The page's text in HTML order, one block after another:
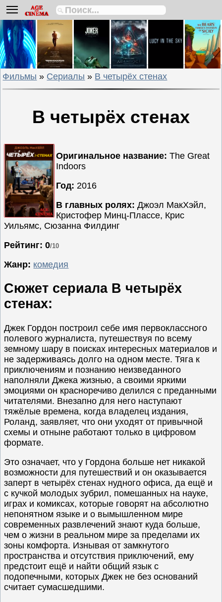
Биографии
Боевики
Вестерны
Военные
Детективы
Драмы
Комедии
Мелодрамы
Мультфильмы
Мюзиклы
Приключения
Русские
фильмы
Сериалы
Спорт
Триллеры
Ужасы
Фантастика
Фэнтези
Ожидаемые
Новинки
кино
Фильмы » Сериалы » В четырёх стенах
В четырёх стенах
Оригинальное название: The Great
Indoors
Год: 2016
В главных ролях: Джоэл МакХэйл,
Кристофер Минц-Плассе, Крис
Уильямс, Сюзанна Филдинг
Рейтинг: 0/10
Жанр: комедия
Сюжет сериала В четырёх
стенах:
Джек Гордон построил себе имя первоклассного
полевого журналиста, путешествуя по всему
земному шару в поисках интересных материалов и
не задерживаясь долго на одном месте. Тяга к
приключениям и познанию неизведанного
наполняли Джека жизнью, а своими яркими
эмоциями он красноречиво делился с преданными
читателями. Внезапно для него наступают
тяжёлые времена, когда владелец издания,
Роланд, заявляет, что они уходят от привычной
схемы и отныне работают только в цифровом
формате.
Это означает, что у Гордона больше нет никакой
возможности для путешествий и он оказывается
заперт в четырёх стенах нудного офиса, да ещё и
с кучкой молодых зубрил, помешанных на науке,
играх и комиксах, которые говорят на абсолютно
непонятном языке и о вымышленном мире
современных развлечений знают куда больше,
чем о жизни в реальном мире за пределами их
зоны комфорта. Изнывая от замкнутого
пространства и отсутствия приключений, ему
предстоит ещё и найти общий язык с
подопечными, которых Джек не без оснований
считает сумасшедшими.